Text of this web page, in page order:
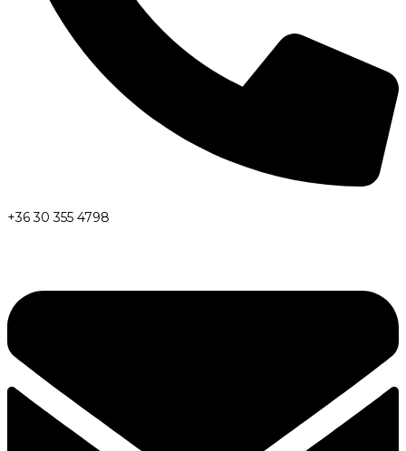
+36 30 355 4798